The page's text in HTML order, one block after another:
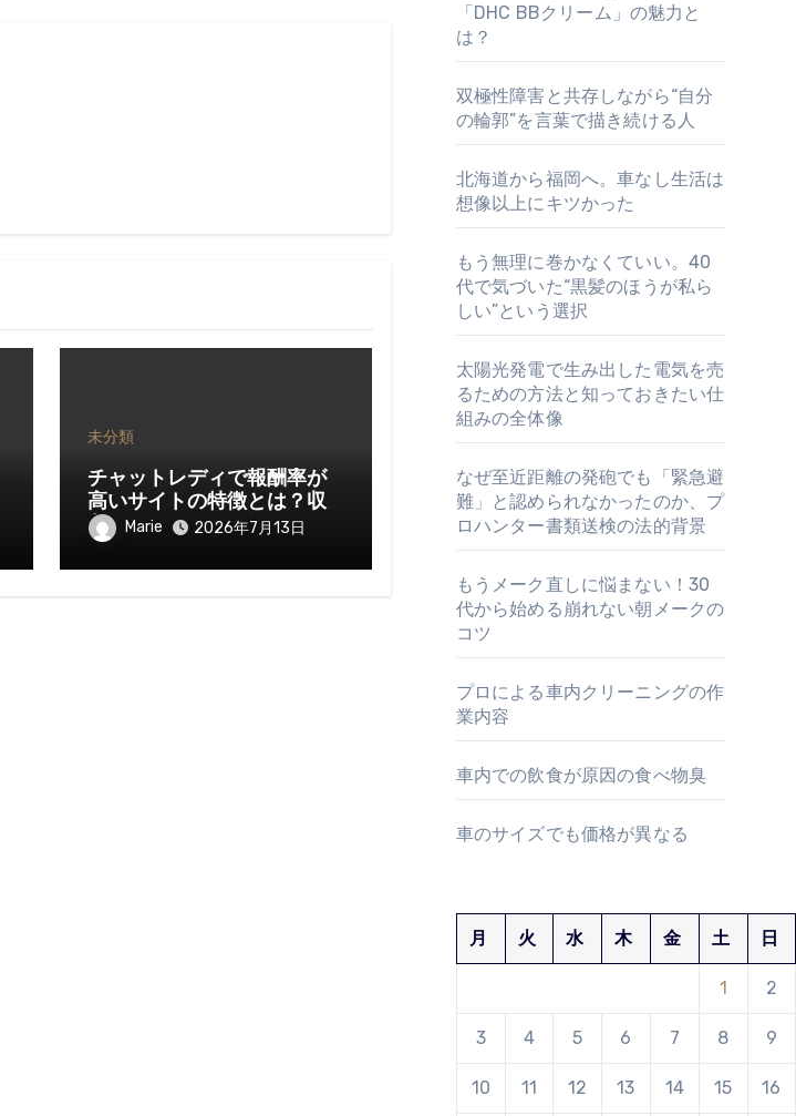
未分類
チャットレディで報酬率が
高いサイトの特徴とは？収
入を伸ばすために知ってお
きたいポイント
Marie 2026年7月13日
「DHC BBクリーム」の魅力と
は？
双極性障害と共存しながら“自分
の輪郭”を言葉で描き続ける人
北海道から福岡へ。車なし生活は
想像以上にキツかった
もう無理に巻かなくていい。40
代で気づいた“黒髪のほうが私ら
しい”という選択
太陽光発電で生み出した電気を売
るための方法と知っておきたい仕
組みの全体像
なぜ至近距離の発砲でも「緊急避
難」と認められなかったのか、プ
ロハンター書類送検の法的背景
もうメーク直しに悩まない！30
代から始める崩れない朝メークの
コツ
プロによる車内クリーニングの作
業内容
車内での飲食が原因の食べ物臭
車のサイズでも価格が異なる
月 火 水 木 金 土 日
1 2
3 4 5 6 7 8 9
10 11 12 13 14 15 16